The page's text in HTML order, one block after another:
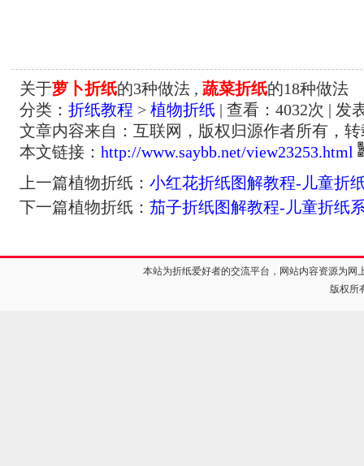
关于萝卜折纸的3种做法 , 蔬菜折纸的18种做法
分类： 折纸教程 > 植物折纸 | 查看： 4032次 | 发
文章内容来自：互联网，版权归源作者所有，
本文链接： http://www.saybb.net/view23253.html
上一篇植物折纸： 小红花折纸图解教程-儿童折
下一篇植物折纸： 茄子折纸图解教程-儿童折纸
本站为折纸爱好者的交流平台，网站内容资源为
版权所